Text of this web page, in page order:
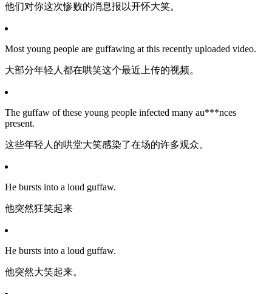
他们对你这次惨败的消息报以开怀大笑。
Most young people are guffawing at this recently uploaded video.
大部分年轻人都在哄笑这个最近上传的视频。
The guffaw of these young people infected many au***nces
present.
这些年轻人的哄堂大笑感染了在场的许多观众。
He bursts into a loud guffaw.
他突然狂笑起来
He bursts into a loud guffaw.
他突然大笑起来。